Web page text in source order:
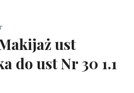
ust
do ust Nr 30 1.1